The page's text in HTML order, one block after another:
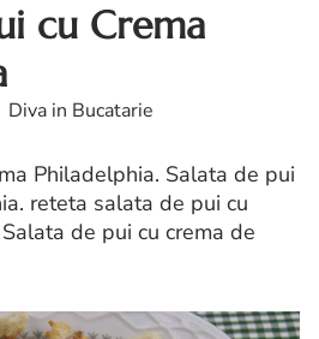
cu Crema
Diva in Bucatarie
Philadelphia. Salata de pui
reteta salata de pui cu
de pui cu crema de